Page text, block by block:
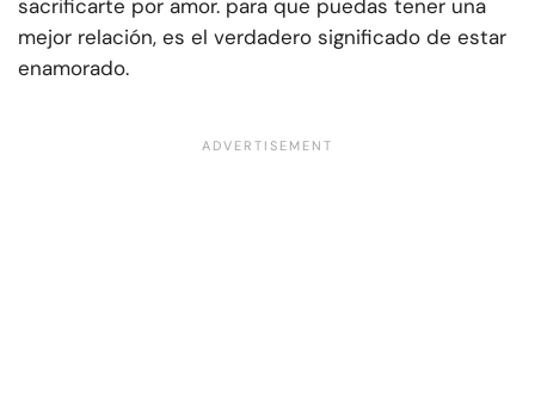
sacrificarte por amor. para que puedas tener una
mejor relación, es el verdadero significado de estar
enamorado.